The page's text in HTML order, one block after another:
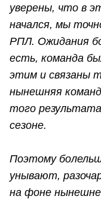
уверены, что в
начался, мы
РПЛ. Ожидания
есть, команда
этим и связаны
нынешняя
того
сезоне.
Поэтому
унывают,
на фоне